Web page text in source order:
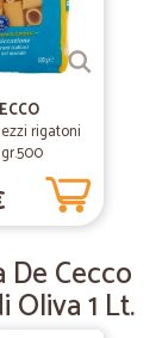
OK
01/10/2019
13/12/2018
problemi
rigatoni
De Cecco
Oliva 1 Lt.